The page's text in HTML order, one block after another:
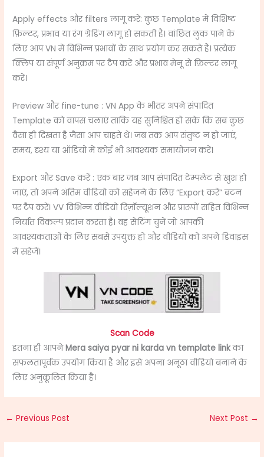
Apply effects और filters लागू करें: कुछ Template में विशिष्ट
फ़िल्टर, प्रभाव या रंग ग्रेडिंग लागू हो सकती है। वांछित लुक पाने के
लिए आप VN में विभिन्न प्रभावों के साथ प्रयोग कर सकते हैं। प्रत्येक
क्लिप या संपूर्ण अनुक्रम पर टैप करें और प्रभाव मेनू से फ़िल्टर लागू
करें।
Preview और fine-tune : VN App के भीतर अपने संपादित
Template को वापस चलाएं ताकि यह सुनिश्चित हो सके कि सब कुछ
वैसा ही दिखता है जैसा आप चाहते थे। जब तक आप संतुष्ट न हो जाएं,
समय, दृश्य या ऑडियो में कोई भी आवश्यक समायोजन करें।
Export और Save करें : एक बार जब आप संपादित टेम्पलेट से खुश हो
जाएं, तो अपने अंतिम वीडियो को सहेजने के लिए “Export करें” बटन
पर टैप करें। VV विभिन्न वीडियो रिज़ॉल्यूशन और प्रारूपों सहित विभिन्न
निर्यात विकल्प प्रदान करता है। वह सेटिंग चुनें जो आपकी
आवश्यकताओं के लिए सबसे उपयुक्त हो और वीडियो को अपने डिवाइस
में सहेजें।
Scan Code
इतना ही आपनेMera saiya pyar ni karda vn template linkका
सफलतापूर्वक उपयोग किया है और इसे अपना अनूठा वीडियो बनाने के
लिए अनुकूलित किया है।
← Previous Post Next Post →